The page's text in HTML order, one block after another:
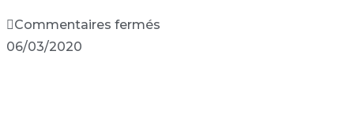
Commentaires fermés
06/03/2020